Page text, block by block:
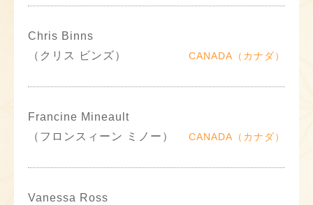
Chris Binns
（クリス ビンズ）
CANADA（カナダ）
Francine Mineault
（フロンスィーン ミノー）
CANADA（カナダ）
Vanessa Ross